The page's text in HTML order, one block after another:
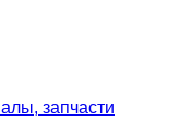
запчасти